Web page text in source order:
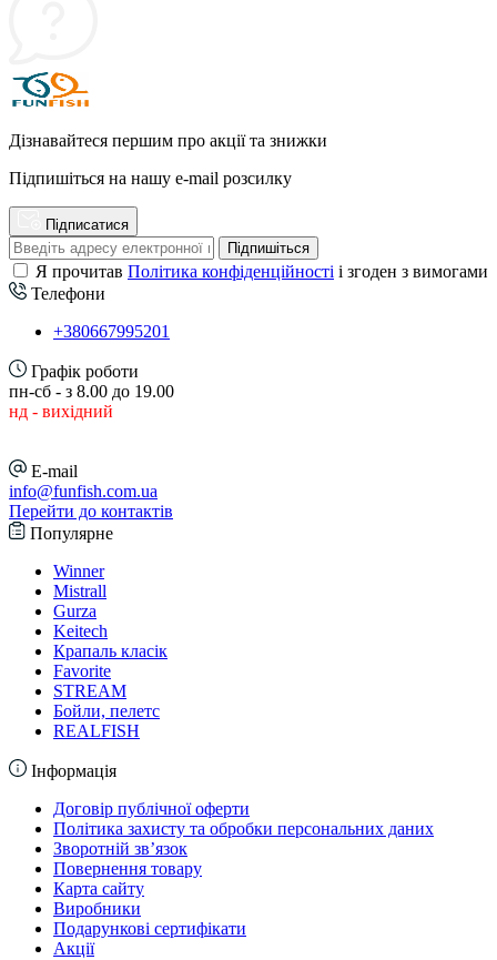
Дізнавайтеся першим про акції та знижки
Підпишіться на нашу e-mail розсилку
Підписатися
Підпишіться
Я прочитав Політика конфіденційності і згоден з вимогами
Телефони
+380667995201
Графік роботи
пн-сб - з 8.00 до 19.00
нд - вихідний
E-mail
info@funfish.com.ua
Перейти до контактів
Популярне
Winner
Mistrall
Gurza
Keitech
Крапаль класік
Favorite
STREAM
Бойли, пелетс
REALFISH
Інформація
Договір публічної оферти
Політика захисту та обробки персональних даних
Зворотній зв’язок
Повернення товару
Карта сайту
Виробники
Подарункові сертифікати
Акції